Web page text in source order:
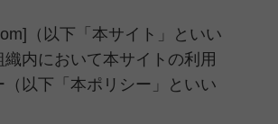
（以下「本サイト」といい
内において本サイトの利用
以下「本ポリシー」といい